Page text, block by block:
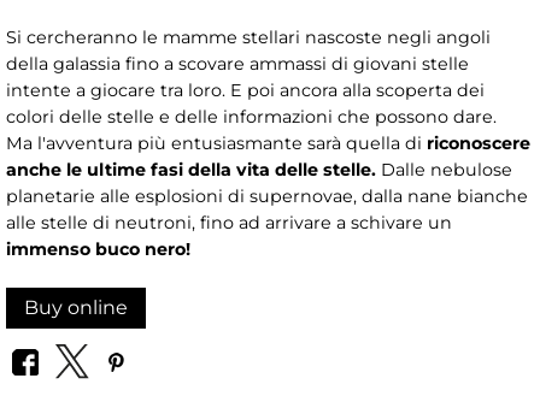
Si cercheranno le mamme stellari nascoste negli angoli
della galassia fino a scovare ammassi di giovani stelle
intente a giocare tra loro. E poi ancora alla scoperta dei
colori delle stelle e delle informazioni che possono dare.
Ma l'avventura più entusiasmante sarà quella di riconoscere
anche le ultime fasi della vita delle stelle. Dalle nebulose
planetarie alle esplosioni di supernovae, dalla nane bianche
alle stelle di neutroni, fino ad arrivare a schivare un
immenso buco nero!
Buy online